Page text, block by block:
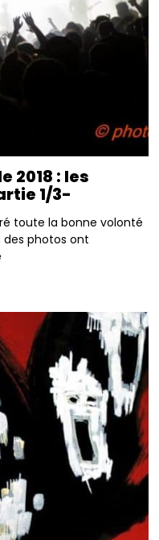
2018 : les
1/3-
toute la bonne volonté
des photos ont